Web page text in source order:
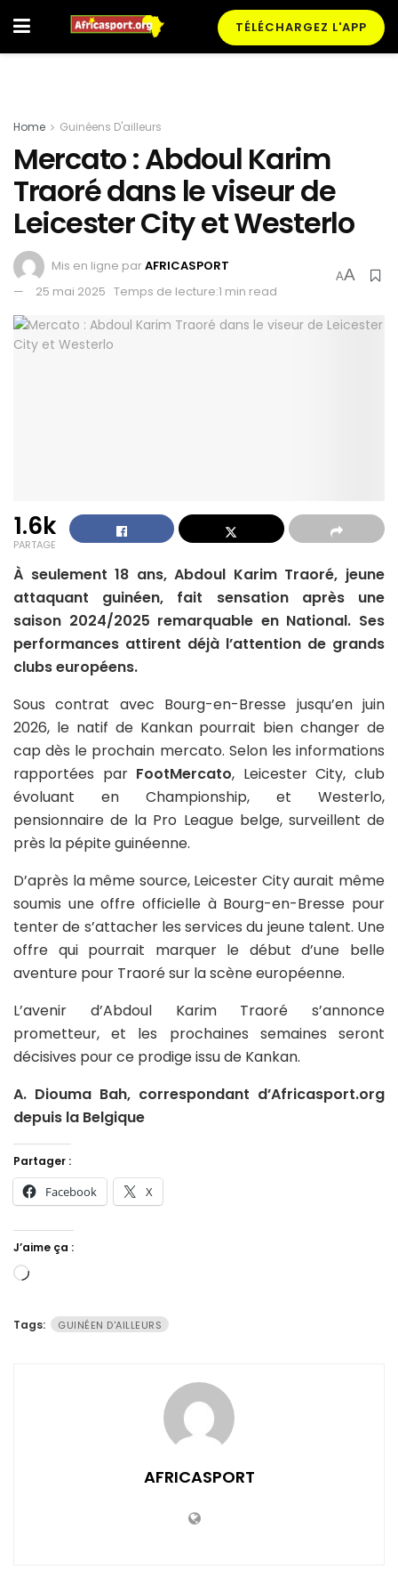
TÉLÉCHARGEZ L'APP
Home Guinéens D'ailleurs
Mercato : Abdoul Karim
Traoré dans le viseur de
Leicester City et Westerlo
Mis en ligne parAFRICASPORT
25 mai 2025 Temps de lecture:1 min read
AA
1.6k
PARTAGE
À seulement 18 ans, Abdoul Karim Traoré, jeune
attaquant guinéen, fait sensation après une
saison 2024/2025 remarquable en National. Ses
performances attirent déjà l’attention de grands
clubs européens.
Sous contrat avec Bourg-en-Bresse jusqu’en juin
2026, le natif de Kankan pourrait bien changer de
cap dès le prochain mercato. Selon les informations
rapportées par FootMercato, Leicester City, club
évoluant en Championship, et Westerlo,
pensionnaire de la Pro League belge, surveillent de
près la pépite guinéenne.
D’après la même source, Leicester City aurait même
soumis une offre officielle à Bourg-en-Bresse pour
tenter de s’attacher les services du jeune talent. Une
offre qui pourrait marquer le début d’une belle
aventure pour Traoré sur la scène européenne.
L’avenir d’Abdoul Karim Traoré s’annonce
prometteur, et les prochaines semaines seront
décisives pour ce prodige issu de Kankan.
A. Diouma Bah, correspondant d’Africasport.org
depuis la Belgique
Partager :
Facebook X
J’aime ça :
Chargement…
Tags: GUINÉEN D'AILLEURS
AFRICASPORT